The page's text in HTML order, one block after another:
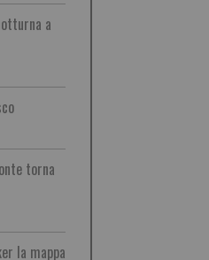
a
torna
la mappa